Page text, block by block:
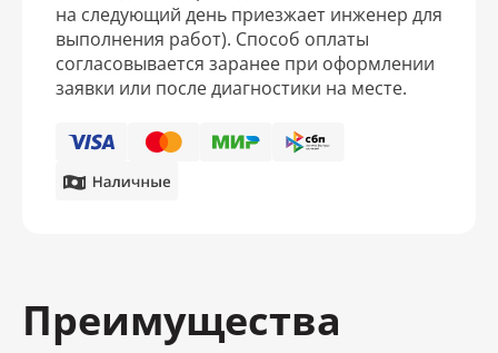
на следующий день приезжает инженер для
выполнения работ). Способ оплаты
согласовывается заранее при оформлении
заявки или после диагностики на месте.
Преимущества